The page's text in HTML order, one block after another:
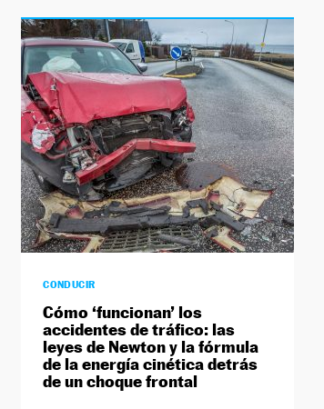
CONDUCIR
Cómo ‘funcionan’ los
accidentes de tráfico: las
leyes de Newton y la fórmula
de la energía cinética detrás
de un choque frontal